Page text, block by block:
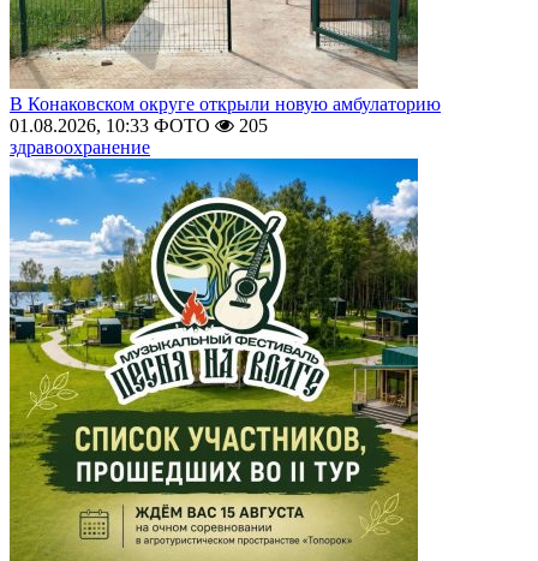
В Конаковском округе открыли новую амбулаторию
01.08.2026, 10:33 ФОТО
205
здравоохранение